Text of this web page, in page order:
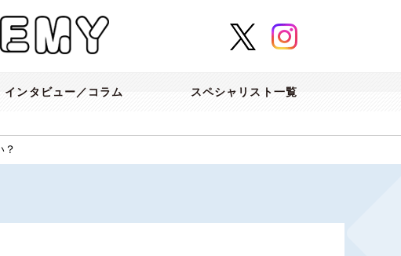
インタビュー／コラム スペシャリスト一覧
？